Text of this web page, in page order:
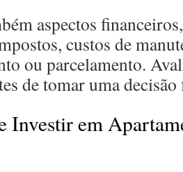
aspectos
custos de
ou parcelamento.
de tomar uma
Investir em